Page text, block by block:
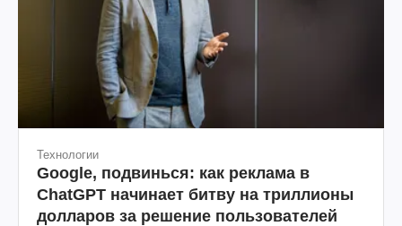
Технологии
Google, подвинься: как реклама в
ChatGPT начинает битву на триллионы
долларов за решение пользователей